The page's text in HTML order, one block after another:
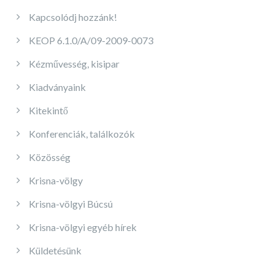
Kapcsolódj hozzánk!
KEOP 6.1.0/A/09-2009-0073
Kézművesség, kisipar
Kiadványaink
Kitekintő
Konferenciák, találkozók
Közösség
Krisna-völgy
Krisna-völgyi Búcsú
Krisna-völgyi egyéb hírek
Küldetésünk